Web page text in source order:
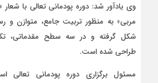
وی یادآور شد: دوره پودمانی تعالی با
مربی» به منظور تربیت جامع، متوازن و
شکل گرفته و در سه سطح مقدماتی،
طراحی شده است.
مسئول برگزاری دوره پودمانی تعالی